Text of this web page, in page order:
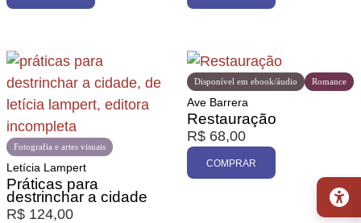
Fotografia e artes visuais
Letícia Lampert
Práticas para
destrinchar a cidade
R$ 124,00
Disponível em ebook/áudio Romance
Ave Barrera
Restauração
R$ 68,00
COMPRAR